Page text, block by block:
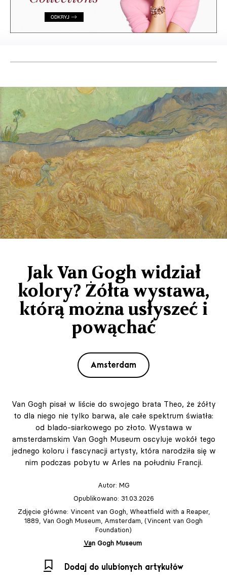
Jak Van Gogh widział
kolory? Żółta wystawa,
którą można usłyszeć i
powąchać
Amsterdam
Van Gogh pisał w liście do swojego brata Theo, że żółty
to dla niego nie tylko barwa, ale całe spektrum światła:
od blado-siarkowego po złoto. Wystawa w
amsterdamskim Van Gogh Museum oscyluje wokół tego
jednego koloru i fascynacji artysty, która narodziła się w
nim podczas pobytu w Arles na południu Francji.
Autor: MG
Opublikowano: 31.03.2026
Zdjęcie główne: Vincent van Gogh, Wheatfield with a Reaper,
1889, Van Gogh Museum, Amsterdam, (Vincent van Gogh
Foundation)
Van Gogh Museum
Dodaj do ulubionych artykułów